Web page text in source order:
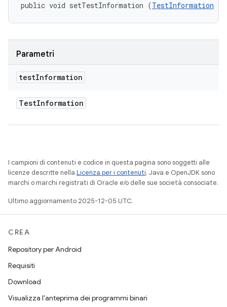
public void setTestInformation (TestInformation
Parametri
testInformation
TestInformation
I campioni di contenuti e codice in questa pagina sono soggetti alle
licenze descritte nella Licenza per i contenuti. Java e OpenJDK sono
marchi o marchi registrati di Oracle e/o delle sue società consociate.
Ultimo aggiornamento 2025-12-05 UTC.
CREA
Repository per Android
Requisiti
Download
Visualizza l'anteprima dei programmi binari